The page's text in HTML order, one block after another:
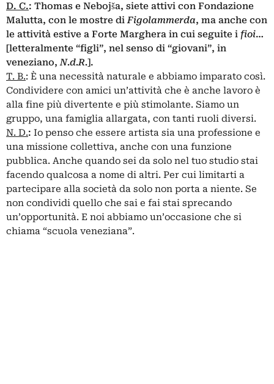
D. C.: Thomas e Nebojša, siete attivi con Fondazione
Malutta, con le mostre diFigolammerda, ma anche con
le attività estive a Forte Marghera in cui seguite i fioi…
[letteralmente “figli”, nel senso di “giovani”, in
veneziano,N.d.R.].
T. B.: È una necessità naturale e abbiamo imparato così.
Condividere con amici un’attività che è anche lavoro è
alla fine più divertente e più stimolante. Siamo un
gruppo, una famiglia allargata, con tanti ruoli diversi.
N. D.: Io penso che essere artista sia una professione e
una missione collettiva, anche con una funzione
pubblica. Anche quando sei da solo nel tuo studio stai
facendo qualcosa a nome di altri. Per cui limitarti a
partecipare alla società da solo non porta a niente. Se
non condividi quello che sai e fai stai sprecando
un’opportunità. E noi abbiamo un’occasione che si
chiama “scuola veneziana”.